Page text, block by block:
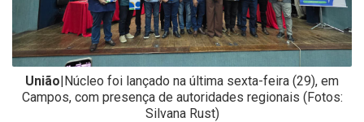
Sistemas
União|Núcleo foi lançado na última sexta-feira (29), em
Campos, com presença de autoridades regionais (Fotos:
Silvana Rust)